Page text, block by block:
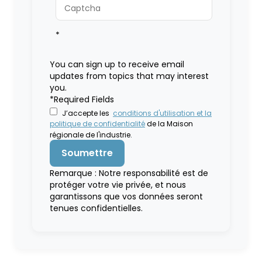
*
You can sign up to receive email
updates from topics that may interest
you.
*Required Fields
J’accepte les conditions d'utilisation et la
politique de confidentialitéde la Maison
régionale de l'industrie.
Remarque : Notre responsabilité est de
protéger votre vie privée, et nous
garantissons que vos données seront
tenues confidentielles.